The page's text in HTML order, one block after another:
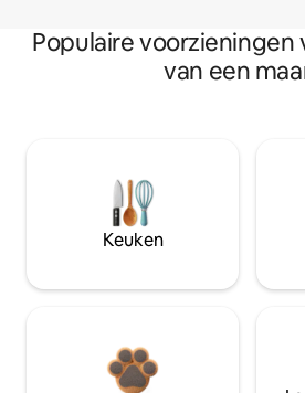
Populaire
van een
Keuken